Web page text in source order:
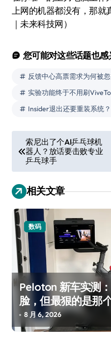
上网的机器都没有，那就
｜未来科技网）
您可能对这些话题也感
反馈中心高票需求为何被忽
实验功能终于不用刷
Insider退出还要重装系统？
章
导
航
索尼出了个AI乒乓球机
器人？放话要击败专业
乒乓球手
相关文章
数码
Peloton 新车实测
脸，但最狠的是那
8 月 6, 2026